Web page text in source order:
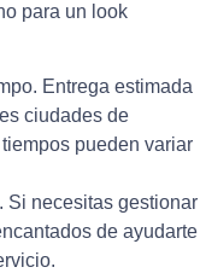
para un look
Entrega estimada
ciudades de
pueden variar
Si necesitas gestionar
de ayudarte